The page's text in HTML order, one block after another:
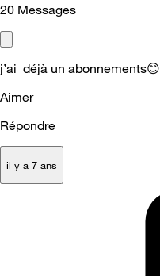
20 Messages
j’ai déjà un abonnements😊
Aimer
Répondre
il y a 7 ans